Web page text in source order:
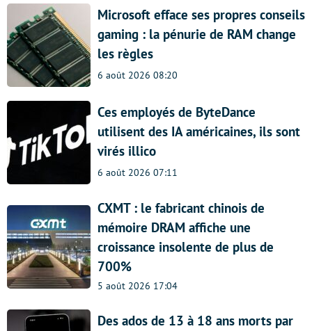
Microsoft efface ses propres conseils
gaming : la pénurie de RAM change
les règles
6 août 2026 08:20
Ces employés de ByteDance
utilisent des IA américaines, ils sont
virés illico
6 août 2026 07:11
CXMT : le fabricant chinois de
mémoire DRAM affiche une
croissance insolente de plus de
700%
5 août 2026 17:04
Des ados de 13 à 18 ans morts par